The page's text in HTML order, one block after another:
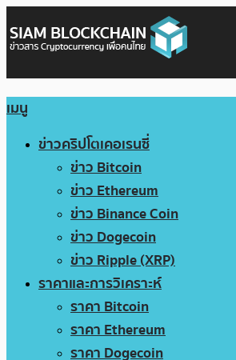
เมนู
ข่าวคริปโตเคอเรนซี่
ข่าว Bitcoin
ข่าว Ethereum
ข่าว Binance Coin
ข่าว Dogecoin
ข่าว Ripple (XRP)
ราคาและการวิเคราะห์
ราคา Bitcoin
ราคา Ethereum
ราคา Dogecoin